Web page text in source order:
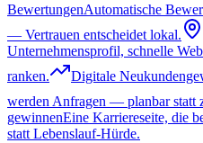
BewertungenAutomatische
— Vertrauen entscheidet lokal.
Unternehmensprofil, schnelle
ranken.
Digitale
werden Anfragen — planbar statt
gewinnenEine Karriereseite, die
statt Lebenslauf-Hürde.